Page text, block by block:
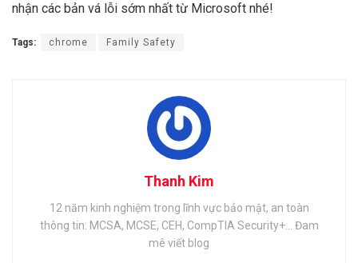
nhận các bản vá lỗi sớm nhất từ Microsoft nhé!
Tags: chrome Family Safety
Thanh Kim
12 năm kinh nghiệm trong lĩnh vực bảo mật, an toàn
thông tin: MCSA, MCSE, CEH, CompTIA Security+... Đam
mê viết blog